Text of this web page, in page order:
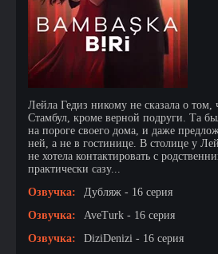
Лейла Гедиз никому не сказала о том,
Стамбул, кроме верной подруги. Та
на пороге своего дома, и даже
ней, а не в гостинице. В столице у
не хотела контактировать с
практически сазу...
Озвучка:
Дубляж - 16 серия
Озвучка:
AveTurk - 16 серия
Озвучка:
DiziDenizi - 16 серия